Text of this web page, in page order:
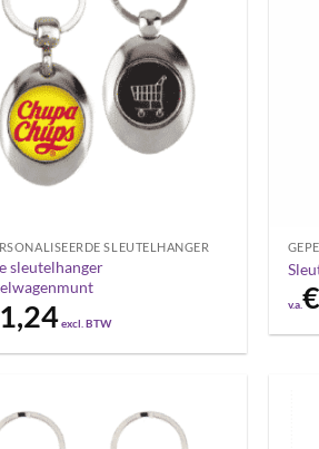
SLEUTELHANGER
sleutelhanger
excl. BTW
v.a.€